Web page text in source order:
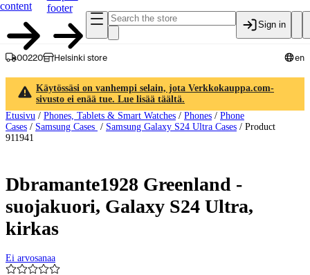
content
footer
Sign in
00220 Helsinki store en
Käytössäsi on vanhempi selain, jota Verkkokauppa.com-
sivusto ei enää tue. Lue lisää täältä.
Etusivu / Phones, Tablets & Smart Watches / Phones / Phone
Cases / Samsung Cases / Samsung Galaxy S24 Ultra Cases / Product
911941
Dbramante1928 Greenland -
suojakuori, Galaxy S24 Ultra,
kirkas
Ei arvosanaa